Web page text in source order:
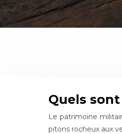
Quels
Le patrimoine
pitons rocheux aux